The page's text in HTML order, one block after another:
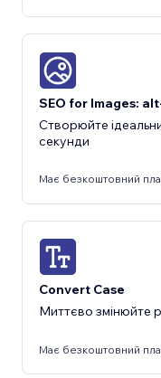
SEO for Images:
Створюйте
секунди
Має безкоштовний
Convert Case
Миттєво змінюйте
Має безкоштовний